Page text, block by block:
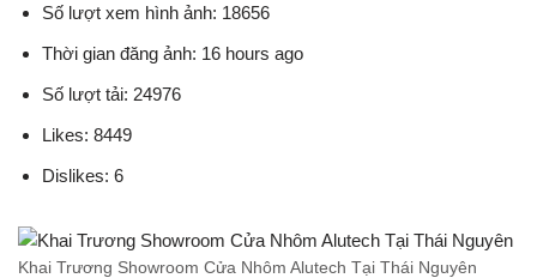
Số lượt xem hình ảnh: 18656
Thời gian đăng ảnh: 16 hours ago
Số lượt tải: 24976
Likes: 8449
Dislikes: 6
Khai Trương Showroom Cửa Nhôm Alutech Tại Thái Nguyên